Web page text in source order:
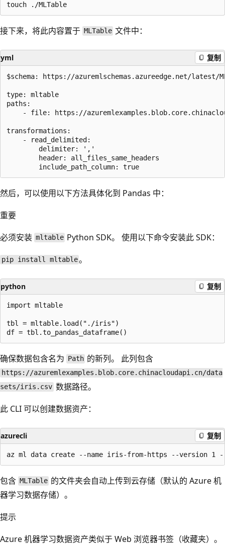
接下来，将此内容置于 MLTable 文件中：
yml 复制
$schema: https://azuremlschemas.azureedge.net/latest/
type: mltable
paths:
- file: https://
transformations:
    - read_delimited:
        delimiter: ','
        header: all_files_same_headers
然后，可以使用以下方法具体化到 Pandas 中：
重要
必须安装 mltable Python SDK。 使用以下命令安装此 SDK：
pip install mltable。
python 复制
import mltable
tbl = mltable.load("./iris")
确保数据包含名为 Path 的新列。 此列包含
https://azuremlexamples.blob.core.chinacloudapi.cn/data
sets/iris.csv 数据路径。
此 CLI 可以创建数据资产：
azurecli 复制
包含 MLTable 的文件夹会自动上传到云存储（默认的 Azure 机
器学习数据存储）。
提示
Azure 机器学习数据资产类似于 Web 浏览器书签（收藏夹）。